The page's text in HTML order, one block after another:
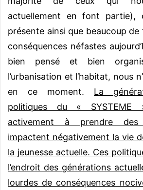
actuellement en font partie),
présente ainsi que beaucoup
conséquences néfastes
bien pensé et bien
l’urbanisation et l’habitat, nous
en ce moment. La
politiques du «
activement à prendre des
impactent négativement la vie
la jeunesse actuelle. Ces
l’endroit des générations
lourdes de conséquences